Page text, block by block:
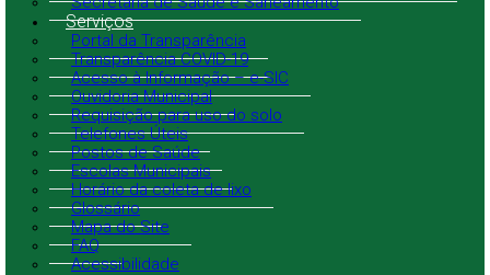
Serviços
Portal da Transparência
Transparência COVID-19
Acesso à Informação – e-SIC
Ouvidoria Municipal
Requisição para uso do solo
Telefones Úteis
Postos de Saúde
Escolas Municipais
Horário da coleta de lixo
Glossário
Mapa do Site
FAQ
Acessibilidade